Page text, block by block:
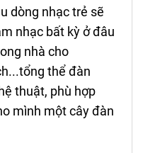
dòng nhạc trẻ sẽ
nhạc bất kỳ ở đâu
nhà cho
thể đàn
thuật, phù hợp
mình một cây đàn